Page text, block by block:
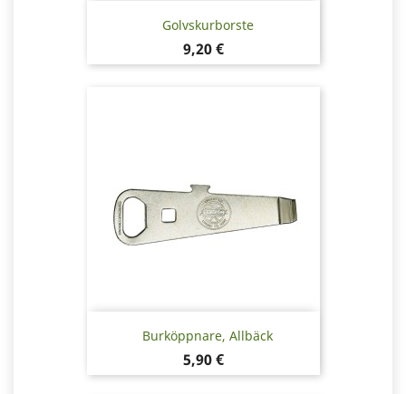
Golvskurborste
Pris
9,20 €
Burköppnare, Allbäck
Pris
5,90 €